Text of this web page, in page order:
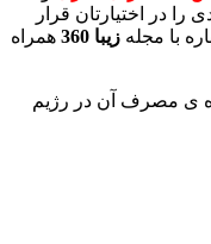
در اختیارتان قرار
با مجله زیبا 360
همراه
ی مصرف آن در رژیم